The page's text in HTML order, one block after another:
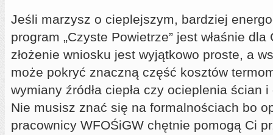
Jeśli marzysz o cieplejszym, bardziej
program „Czyste Powietrze” jest właśnie dla
złożenie wniosku jest wyjątkowo proste, a
może pokryć znaczną część kosztów
wymiany źródła ciepła czy ocieplenia ścian
Nie musisz znać się na formalnościach bo
pracownicy WFOŚiGW chętnie pomogą Ci